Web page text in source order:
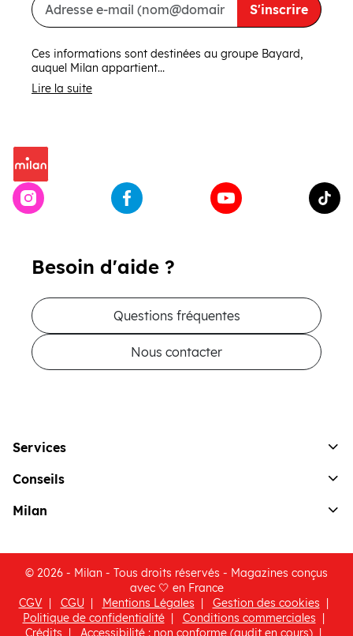
Besoin d'aide ?
Questions fréquentes
Nous contacter
S'inscrire
Ces informations sont destinées au groupe Bayard,
auquel Milan appartient...
Lire la suite
Services
Conseils
Milan
© 2026 - Milan - Tous droits réservés - Magazines conçus
avec 🤍 en France
CGV
CGU Mentions Légales
Gestion des cookies
Politique de confidentialité(ouvre une nouvelle fenêtre)
Conditions commerciales
Crédits
Accessibilité : non conforme (audit en cours)